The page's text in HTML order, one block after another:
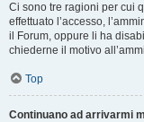
Ci sono tre ragioni per cui
effettuato l’accesso,
il Forum, oppure li ha
chiederne il motivo
Top
Continuano ad arrivarmi